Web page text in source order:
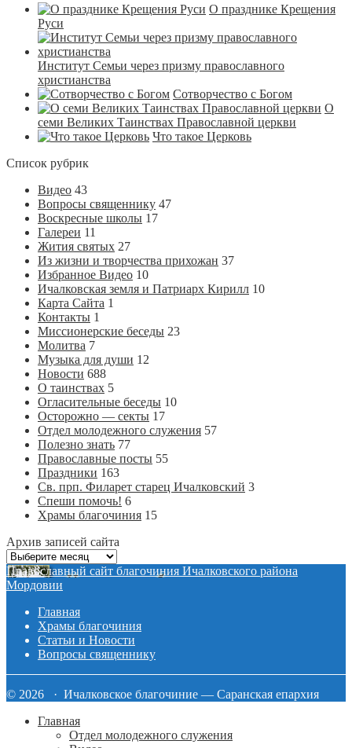
О празднике Крещения
Руси
Институт Семьи через призму православного
христианства
Сотворчество с Богом
О
семи Великих Таинствах Православной церкви
Что такое Церковь
Список рубрик
Видео 43
Вопросы священнику 47
Воскресные школы 17
Галереи 11
Жития святых 27
Из жизни и творчества прихожан 37
Избранное Видео 10
Ичалковская земля и Патриарх Кирилл 10
Карта Сайта 1
Контакты 1
Миссионерские беседы 23
Молитва 7
Музыка для души 12
Новости 688
О таинствах 5
Огласительные беседы 10
Осторожно — секты 17
Отдел молодежного служения 57
Полезно знать 77
Православные посты 55
Праздники 163
Св. прп. Филарет старец Ичалковский 3
Спеши помочь! 6
Храмы благочиния 15
Архив записей сайта
Архив
записей
сайта
Православный сайт благочиния Ичалковского района
Мордовии
Главная
Храмы благочиния
Статьи и Новости
Вопросы священнику
© 2026 · Ичалковское благочиние — Саранская епархия
Главная
Отдел молодежного служения